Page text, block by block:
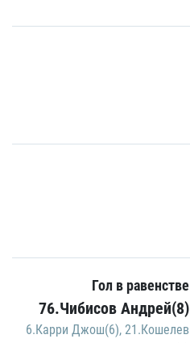
Гол в равенстве
76.Чибисов Андрей(8)
6.Карри Джош(6), 21.Кошелев